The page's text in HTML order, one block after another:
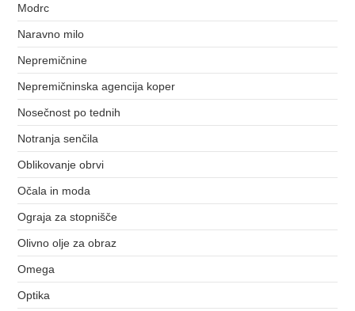
Modrc
Naravno milo
Nepremičnine
Nepremičninska agencija koper
Nosečnost po tednih
Notranja senčila
Oblikovanje obrvi
Očala in moda
Ograja za stopnišče
Olivno olje za obraz
Omega
Optika